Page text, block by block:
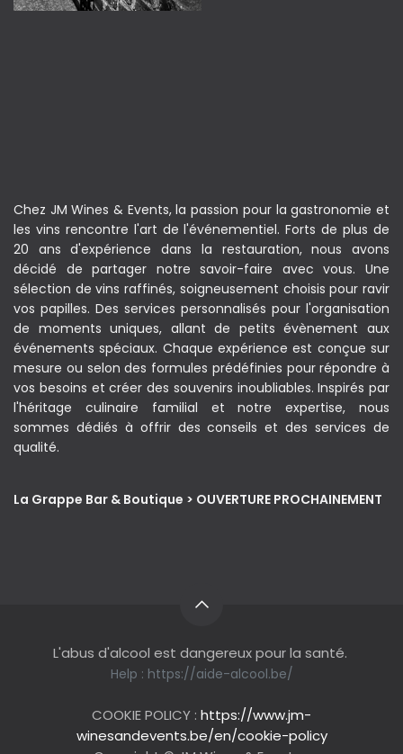
Chez JM Wines & Events, la passion pour la gastronomie et
les vins rencontre l'art de l'événementiel. Forts de plus de
20 ans d'expérience dans la restauration, nous avons
décidé de partager notre savoir-faire avec vous. Une
sélection de vins raffinés, soigneusement choisis pour ravir
vos papilles. Des services personnalisés pour l'organisation
de moments uniques, allant de petits évènement aux
événements spéciaux. Chaque expérience est conçue sur
mesure ou selon des formules prédéfinies pour répondre à
vos besoins et créer des souvenirs inoubliables. Inspirés par
l'héritage culinaire familial et notre expertise, nous
sommes dédiés à offrir des conseils et des services de
qualité.
La Grappe Bar & Boutique > OUVERTURE PROCHAINEMENT
L'abus d'alcool est dangereux pour la santé.
Help : https://aide-alcool.be/
COOKIE POLICY : https://www.jm-
winesandevents.be/en/cookie-policy